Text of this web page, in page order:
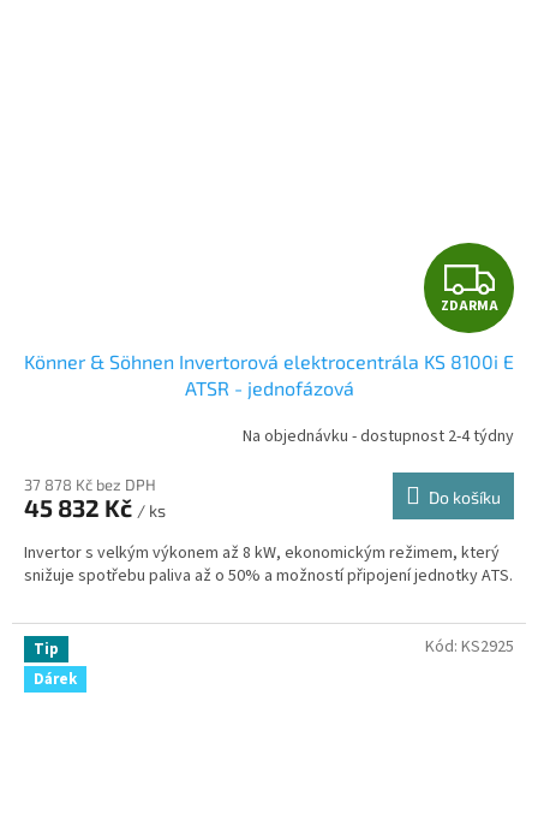
Z
D
A
R
M
A
ZDARMA
Könner & Söhnen Invertorová elektrocentrála KS 8100i E
ATSR - jednofázová
Na objednávku - dostupnost 2-4 týdny
37 878 Kč bez DPH
45 832 Kč / ks
Do košíku
Invertor s velkým výkonem až 8 kW, ekonomickým režimem, který
snižuje spotřebu paliva až o 50% a možností připojení jednotky ATS.
Tip
Dárek
Kód: KS2925